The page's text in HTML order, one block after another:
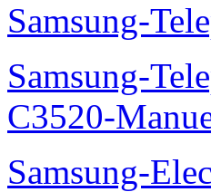
Samsung-
Samsung-
C3520-
Samsung-